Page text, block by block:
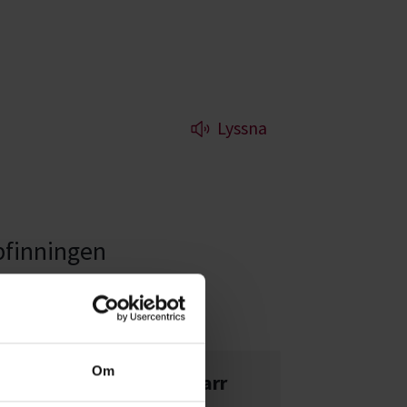
Om
Lyssna
Spelglädje med klaffgitarr